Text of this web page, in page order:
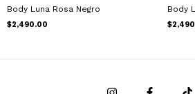
Body Luna Rosa Negro
$2,490.00
Body